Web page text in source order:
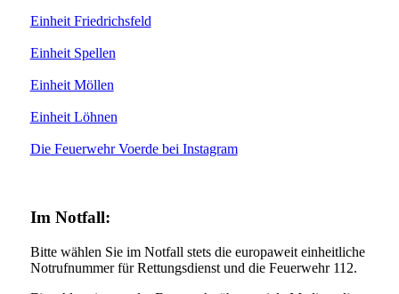
Einheit Friedrichsfeld
Einheit Spellen
Einheit Möllen
Einheit Löhnen
Die Feuerwehr Voerde bei Instagram
Im Notfall:
Bitte wählen Sie im Notfall stets die europaweit einheitliche
Notrufnummer für Rettungsdienst und die Feuerwehr 112.